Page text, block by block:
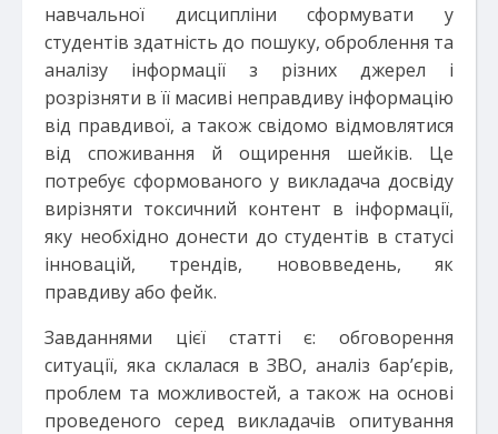
навчальної дисципліни сформувати у
студентів здатність до пошуку, оброблення та
аналізу інформації з різних джерел і
розрізняти в її масиві неправдиву інформацію
від правдивої, а також свідомо відмовлятися
від споживання й ощирення шейків. Це
потребує сформованого у викладача досвіду
вирізняти токсичний контент в інформації,
яку необхідно донести до студентів в статусі
інновацій, трендів, нововведень, як
правдиву або фейк.
Завданнями цієї статті є: обговорення
ситуації, яка склалася в ЗВО, аналіз бар’єрів,
проблем та можливостей, а також на основі
проведеного серед викладачів опитування